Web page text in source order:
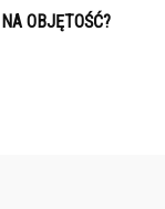
OBJĘTOŚĆ?